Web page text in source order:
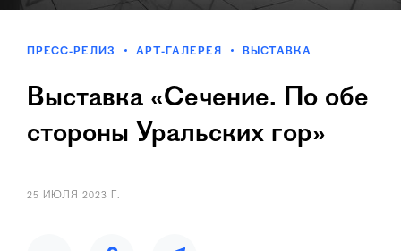
ПРЕСС-РЕЛИЗ АРТ-ГАЛЕРЕЯ ВЫСТАВКА
Выставка «Сечение. По обе
стороны Уральских гор»
25 ИЮЛЯ 2023 Г.